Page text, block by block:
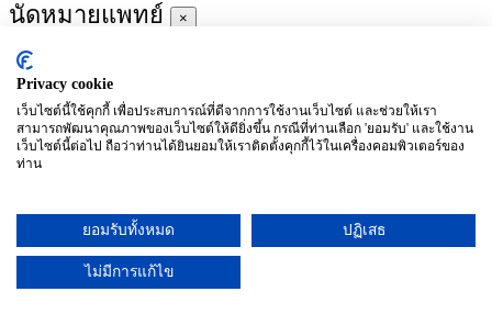
นัดหมายแพทย์ ×
ผู้ชำนาญการ
ประจำ :
อาทิตย์
จันทร์
(27/09)
อังคาร
(28/09)
พุธ
พฤหัสบดี
ศุกร์
เสาร์
Privacy cookie
เว็บไซต์นี้ใช้คุกกี้ เพื่อประสบการณ์ที่ดีจากการใช้งานเว็บไซต์ และช่วยให้เรา
สามารถพัฒนาคุณภาพของเว็บไซต์ให้ดียิ่งขึ้น กรณีที่ท่านเลือก 'ยอมรับ' และใช้งาน
เว็บไซต์นี้ต่อไป ถือว่าท่านได้ยินยอมให้เราติดตั้งคุกกี้ไว้ในเครื่องคอมพิวเตอร์ของ
ท่าน
ยอมรับทั้งหมด ปฏิเสธ
ไม่มีการแก้ไข